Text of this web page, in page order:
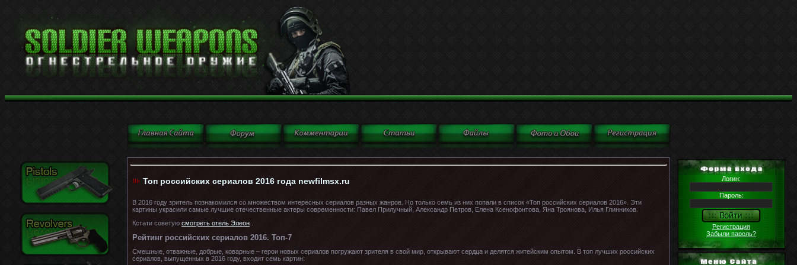
Топ российских сериалов 2016 года newfilmsx.ru
В 2016 году зритель познакомился со множеством интересных сериалов разных жанров. Но только семь из них попали в список «Топ российских сериалов 2016». Эти
картины украсили самые лучшие отечественные актеры современности: Павел Прилучный, Александр Петров, Елена Ксенофонтова, Яна Троянова, Илья Глинников.
Кстати советую смотреть отель Элеон
Рейтинг российских сериалов 2016. Топ-7
Смешные, отважные, добрые, коварные – герои новых сериалов погружают зрителя в свой мир, открывают сердца и делятся житейским опытом. В топ лучших российских
сериалов, выпущенных в 2016 году, входит семь картин:
Логин:
Пароль:
Регистрация
Забыли пароль?